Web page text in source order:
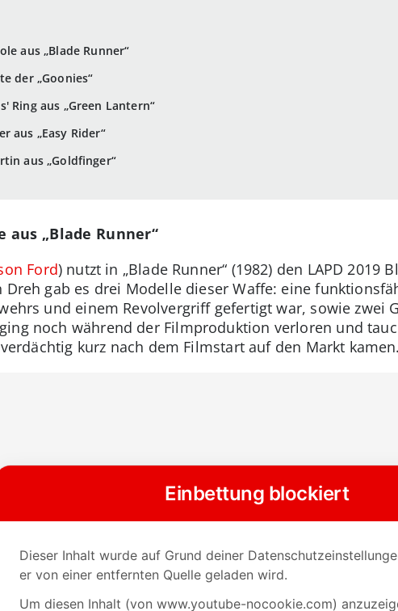
aus „Blade Runner“
der „Goonies“
Ring aus „Green Lantern“
aus „Easy Rider“
aus „Goldfinger“
aus „Blade Runner“
Ford) nutzt in „Blade Runner“ (1982) den LAPD 2019
Dreh gab es drei Modelle dieser Waffe: eine
und einem Revolvergriff gefertigt war, sowie zwei
noch während der Filmproduktion verloren und
kurz nach dem Filmstart auf den Markt kamen.